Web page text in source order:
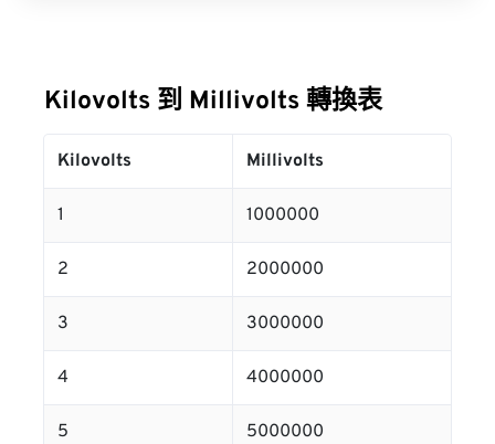
Kilovolts 到 Millivolts 轉換表
Kilovolts Millivolts
1 1000000
2 2000000
3 3000000
4 4000000
5 5000000